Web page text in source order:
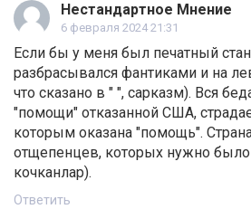
Нестандартное Мнение
6 февраля 2024 21:31
Если бы у меня был печатный
разбрасывался фантиками и на
что сказано в " ", сарказм). Вся
"помощи" отказанной США,
которым оказана "помощь".
отщепенцев, которых нужно
кочканлар).
Ответить